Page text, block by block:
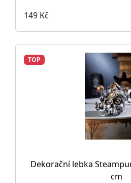
149 Kč
TOP
Dekorační lebka
cm